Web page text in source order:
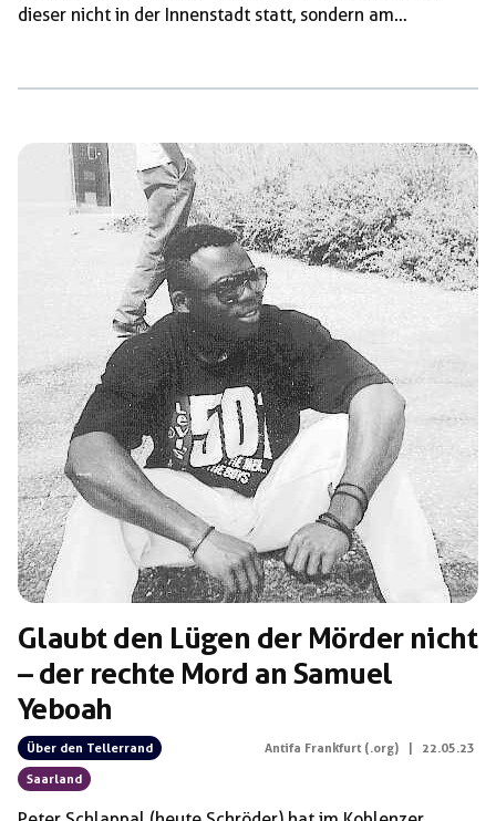
dieser nicht in der Innenstadt statt, sondern am
aus Sicherheitsgründen von der alten Burse in die
Jahnallee verlegt. Den Auftakt unserer Proteste machte
eine kurze Rede, nach der wir als Spontandemonstration
zu drei Blockadepunkten aufgebrochen sind. Die Cops […]
Glaubt den Lügen der Mörder nicht
– der rechte Mord an Samuel
Yeboah
Über den Tellerrand
Saarland
Antifa Frankfurt (.org) 22.05.23